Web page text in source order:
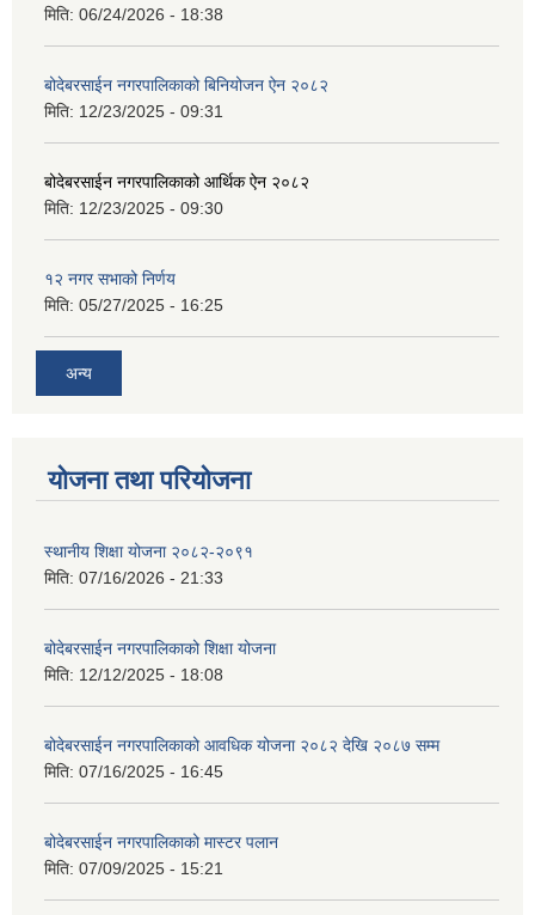
मिति: 06/24/2026 - 18:38
बोदेबरसाईन नगरपालिकाको बिनियोजन ऐन २०८२
मिति: 12/23/2025 - 09:31
बोदेबरसाईन नगरपालिकाको आर्थिक ऐन २०८२
मिति: 12/23/2025 - 09:30
१२ नगर सभाको निर्णय
मिति: 05/27/2025 - 16:25
अन्य
योजना तथा परियोजना
स्थानीय शिक्षा योजना २०८२-२०९१
मिति: 07/16/2026 - 21:33
बोदेबरसाईन नगरपालिकाको शिक्षा योजना
मिति: 12/12/2025 - 18:08
बोदेबरसाईन नगरपालिकाको आवधिक योजना २०८२ देखि २०८७ सम्म
मिति: 07/16/2025 - 16:45
बोदेबरसाईन नगरपालिकाको मास्टर पलान
मिति: 07/09/2025 - 15:21